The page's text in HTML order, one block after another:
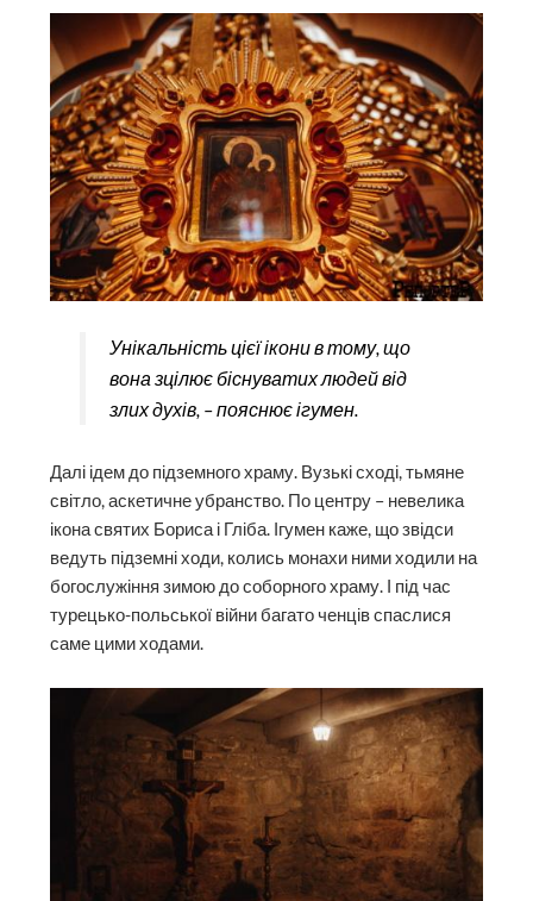
Унікальність цієї ікони в тому, що
вона зцілює біснуватих людей від
злих духів, – пояснює ігумен.
Далі ідем до підземного храму. Вузькі сході, тьмяне
світло, аскетичне убранство. По центру – невелика
ікона святих Бориса і Гліба. Ігумен каже, що звідси
ведуть підземні ходи, колись монахи ними ходили на
богослужіння зимою до соборного храму. І під час
турецько-польської війни багато ченців спаслися
саме цими ходами.